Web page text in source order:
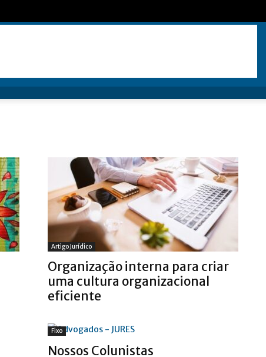
Artigo Jurídico
Organização interna para criar
uma cultura organizacional
eficiente
Fixo
Nossos Colunistas